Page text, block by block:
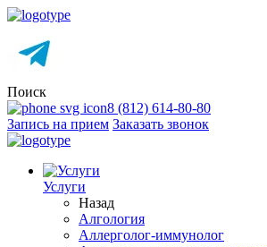
Поиск
8 (812) 614-80-80
Запись на прием Заказать звонок
Услуги
Назад
Алгология
Аллерголог-иммунолог